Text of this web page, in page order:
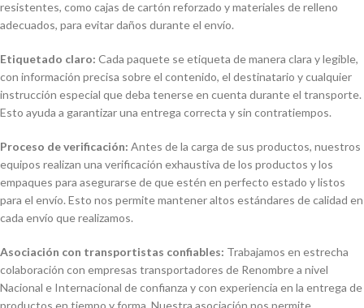
resistentes, como cajas de cartón reforzado y materiales de relleno
adecuados, para evitar daños durante el envío.
Etiquetado claro: Cada paquete se etiqueta de manera clara y legible,
con información precisa sobre el contenido, el destinatario y cualquier
instrucción especial que deba tenerse en cuenta durante el transporte.
Esto ayuda a garantizar una entrega correcta y sin contratiempos.
Proceso de verificación: Antes de la carga de sus productos, nuestros
equipos realizan una verificación exhaustiva de los productos y los
empaques para asegurarse de que estén en perfecto estado y listos
para el envío. Esto nos permite mantener altos estándares de calidad en
cada envío que realizamos.
Asociación con transportistas confiables: Trabajamos en estrecha
colaboración con empresas transportadores de Renombre a nivel
Nacional e Internacional de confianza y con experiencia en la entrega de
productos en tiempo y forma. Nuestra asociación nos permite